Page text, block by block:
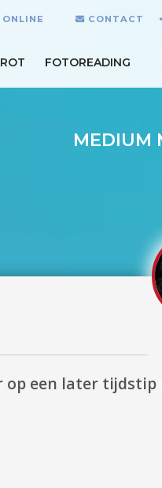
CONTACT
FOTOREADING
MEDIUM
op een later tijdstip